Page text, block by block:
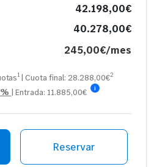
42.198,00€
40.278,00€
245,00€/mes
1 | Cuota final: 28.288,00€2
| Entrada: 11.885,00€ i
Reservar